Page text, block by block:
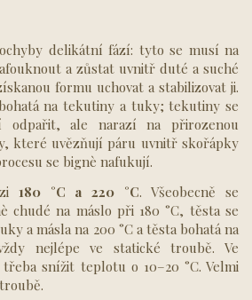
delikátní fází: tyto se musí na
a zůstat uvnitř duté a suché
formu uchovat a stabilizovat ji.
na tekutiny a tuky; tekutiny se
odpařit, ale narazí na přirozenou
které uvězňují páru uvnitř skořápky
se bignè nafukují.
180 °C a 220 °C. Všeobecně se
chudé na máslo při 180 °C, těsta se
a másla na 200 °C a těsta bohatá na
nejlépe ve statické troubě. Ve
snížit teplotu o 10–20 °C. Velmi